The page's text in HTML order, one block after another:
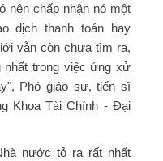
nên chấp nhận nó một
dịch thanh toán hay
vẫn còn chưa tìm ra,
nhất trong việc ứng xử
Phó giáo sư, tiến sĩ
Khoa Tài Chính - Đại
nước tỏ ra rất nhất